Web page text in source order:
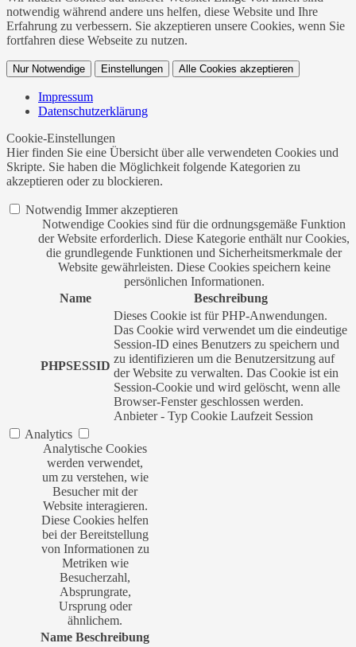
notwendig während andere uns helfen, diese Website und Ihre
Erfahrung zu verbessern. Sie akzeptieren unsere Cookies, wenn Sie
fortfahren diese Webseite zu nutzen.
Nur Notwendige Einstellungen Alle Cookies akzeptieren
Impressum
Datenschutzerklärung
Cookie-Einstellungen
Hier finden Sie eine Übersicht über alle verwendeten Cookies und
Skripte. Sie haben die Möglichkeit folgende Kategorien zu
akzeptieren oder zu blockieren.
Notwendig Immer akzeptieren
Notwendige Cookies sind für die ordnungsgemäße Funktion
der Website erforderlich. Diese Kategorie enthält nur Cookies,
die grundlegende Funktionen und Sicherheitsmerkmale der
Website gewährleisten. Diese Cookies speichern keine
persönlichen Informationen.
Name
Beschreibung
PHPSESSID
Dieses Cookie ist für PHP-Anwendungen.
Das Cookie wird verwendet um die eindeutige
Session-ID eines Benutzers zu speichern und
zu identifizieren um die Benutzersitzung auf
der Website zu verwalten. Das Cookie ist ein
Session-Cookie und wird gelöscht, wenn alle
Browser-Fenster geschlossen werden.
Anbieter - Typ Cookie Laufzeit Session
Analytics
Analytische Cookies
werden verwendet,
um zu verstehen, wie
Besucher mit der
Website interagieren.
Diese Cookies helfen
bei der Bereitstellung
von Informationen zu
Metriken wie
Besucherzahl,
Absprungrate,
Ursprung oder
ähnlichem.
Name Beschreibung